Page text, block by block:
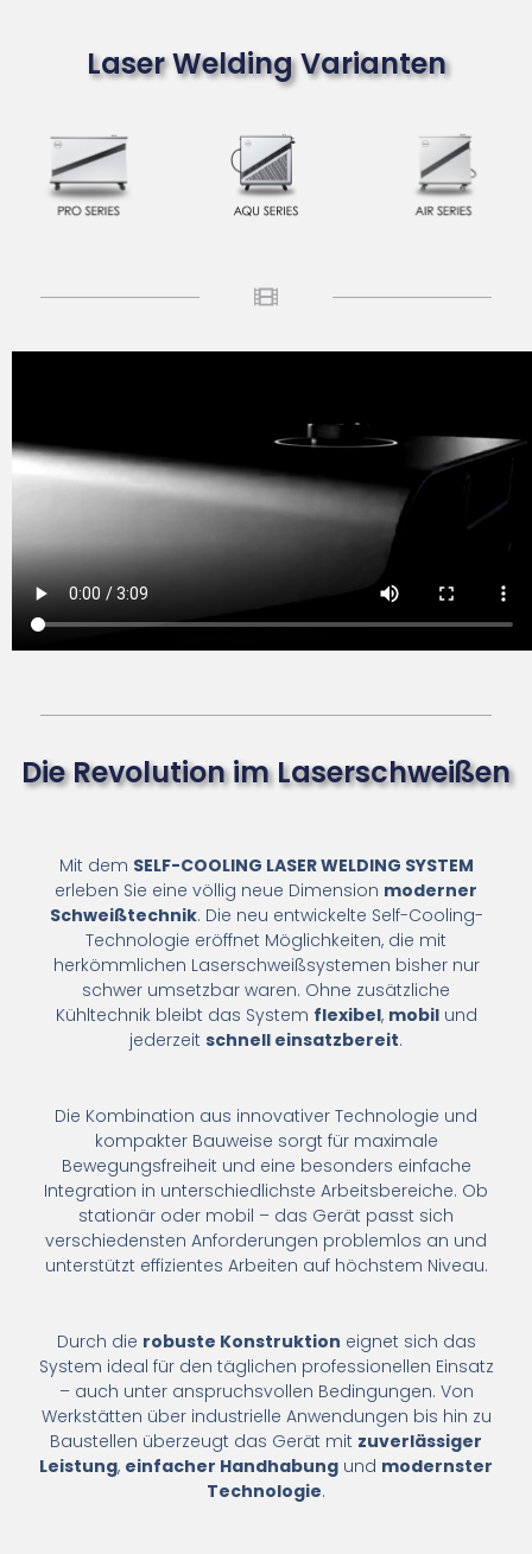
Laser Welding Varianten
Die Revolution im Laserschweißen
Mit dem SELF-COOLING LASER WELDING SYSTEM
erleben Sie eine völlig neue Dimension moderner
Schweißtechnik. Die neu entwickelte Self-Cooling-
Technologie eröffnet Möglichkeiten, die mit
herkömmlichen Laserschweißsystemen bisher nur
schwer umsetzbar waren. Ohne zusätzliche
Kühltechnik bleibt das System flexibel, mobilund
jederzeit schnell einsatzbereit.
Die Kombination aus innovativer Technologie und
kompakter Bauweise sorgt für maximale
Bewegungsfreiheit und eine besonders einfache
Integration in unterschiedlichste Arbeitsbereiche. Ob
stationär oder mobil – das Gerät passt sich
verschiedensten Anforderungen problemlos an und
unterstützt effizientes Arbeiten auf höchstem Niveau.
Durch die robuste Konstruktion eignet sich das
System ideal für den täglichen professionellen Einsatz
– auch unter anspruchsvollen Bedingungen. Von
Werkstätten über industrielle Anwendungen bis hin zu
Baustellen überzeugt das Gerät mit zuverlässiger
Leistung, einfacher Handhabung und modernster
Technologie.